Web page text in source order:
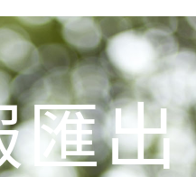
匯出